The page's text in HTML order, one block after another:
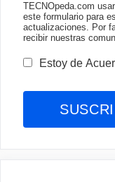
TECNOpeda.com
este formulario para
actualizaciones. Por
recibir nuestras
Estoy de